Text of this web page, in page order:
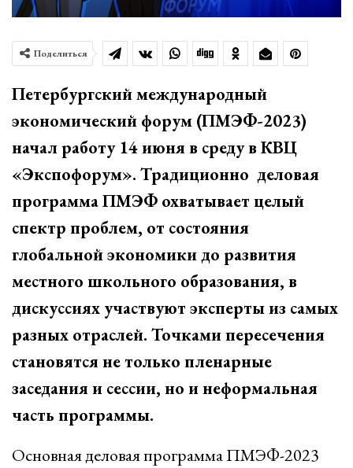
Поделиться
Петербургский международный
экономический форум (ПМЭФ-2023)
начал работу 14 июня в среду в КВЦ
«Экспофорум». Традиционно деловая
программа ПМЭФ охватывает целый
спектр проблем, от состояния
глобальной экономики до развития
местного школьного образования, в
дискуссиях участвуют эксперты из самых
разных отраслей. Точками пересечения
становятся не только пленарные
заседания и сессии, но и неформальная
часть программы.
Основная деловая программа ПМЭФ-2023